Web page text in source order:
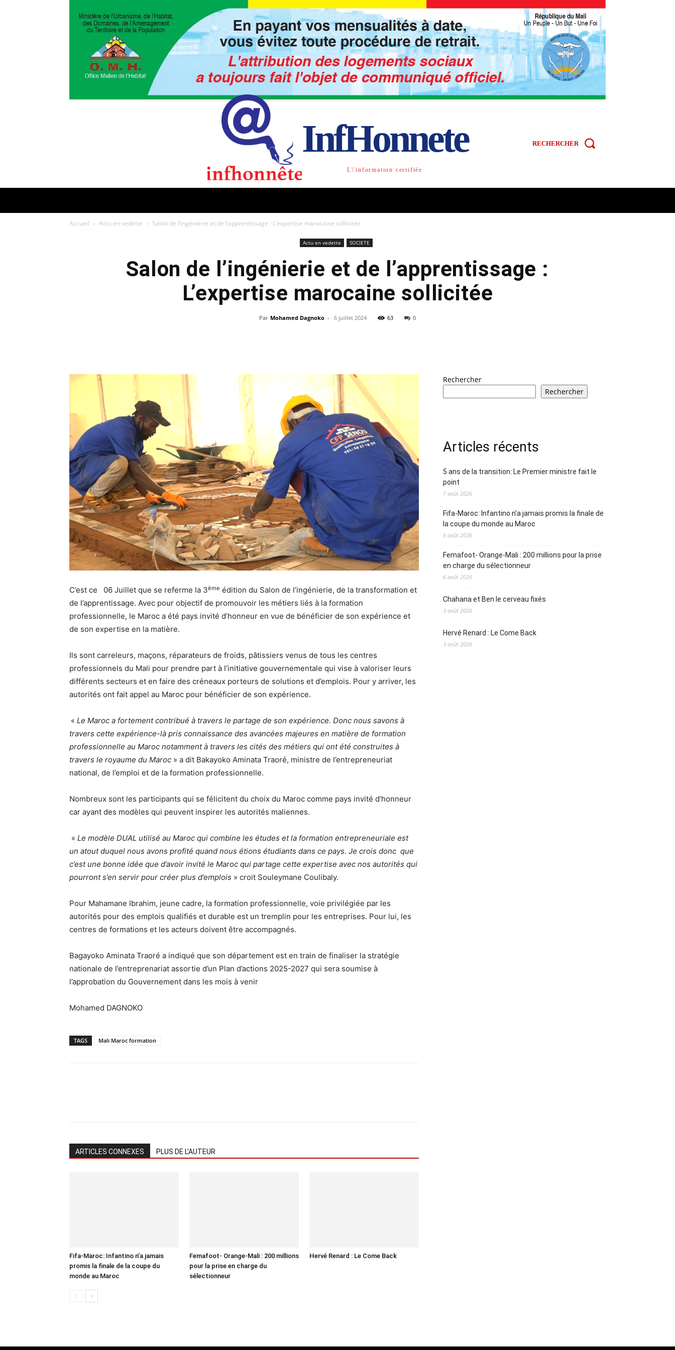
InfHonnete
L\'information certifiée
RECHERCHER
Accueil Actu en vedette Salon de l’ingénierie et de l’apprentissage : L’expertise marocaine sollicitée
Actu en vedette SOCIETE
Salon de l’ingénierie et de l’apprentissage :
L’expertise marocaine sollicitée
Par Mohamed Dagnoko - 6 juillet 2024 63 0
C’est ce 06 Juillet que se referme la 3ème édition du Salon de l’ingénierie, de la transformation et
de l’apprentissage. Avec pour objectif de promouvoir les métiers liés à la formation
professionnelle, le Maroc a été pays invité d’honneur en vue de bénéficier de son expérience et
de son expertise en la matière.
Ils sont carreleurs, maçons, réparateurs de froids, pâtissiers venus de tous les centres
professionnels du Mali pour prendre part à l’initiative gouvernementale qui vise à valoriser leurs
différents secteurs et en faire des créneaux porteurs de solutions et d’emplois. Pour y arriver, les
autorités ont fait appel au Maroc pour bénéficier de son expérience.
« Le Maroc a fortement contribué à travers le partage de son expérience. Donc nous savons à
travers cette expérience-là pris connaissance des avancées majeures en matière de formation
professionnelle au Maroc notamment à travers les cités des métiers qui ont été construites à
travers le royaume du Maroc » a dit Bakayoko Aminata Traoré, ministre de l’entrepreneuriat
national, de l’emploi et de la formation professionnelle.
Nombreux sont les participants qui se félicitent du choix du Maroc comme pays invité d’honneur
car ayant des modèles qui peuvent inspirer les autorités maliennes.
« Le modèle DUAL utilisé au Maroc qui combine les études et la formation entrepreneuriale est
un atout duquel nous avons profité quand nous étions étudiants dans ce pays. Je crois donc que
c’est une bonne idée que d’avoir invité le Maroc qui partage cette expertise avec nos autorités qui
pourront s’en servir pour créer plus d’emplois » croit Souleymane Coulibaly.
Pour Mahamane Ibrahim, jeune cadre, la formation professionnelle, voie privilégiée par les
autorités pour des emplois qualifiés et durable est un tremplin pour les entreprises. Pour lui, les
centres de formations et les acteurs doivent être accompagnés.
Bagayoko Aminata Traoré a indiqué que son département est en train de finaliser la stratégie
nationale de l’entreprenariat assortie d’un Plan d’actions 2025-2027 qui sera soumise à
l’approbation du Gouvernement dans les mois à venir
Mohamed DAGNOKO
TAGS Mali Maroc formation
ARTICLES CONNEXES PLUS DE L'AUTEUR
Fifa-Maroc: Infantino n’a jamais
promis la finale de la coupe du
monde au Maroc
Femafoot- Orange-Mali : 200 millions
pour la prise en charge du
sélectionneur
Hervé Renard : Le Come Back
Rechercher
Rechercher
Articles récents
5 ans de la transition: Le Premier ministre fait le
point
7 août 2026
Fifa-Maroc: Infantino n’a jamais promis la finale de
la coupe du monde au Maroc
6 août 2026
Femafoot- Orange-Mali : 200 millions pour la prise
en charge du sélectionneur
6 août 2026
Chahana et Ben le cerveau fixés
3 août 2026
Hervé Renard : Le Come Back
3 août 2026